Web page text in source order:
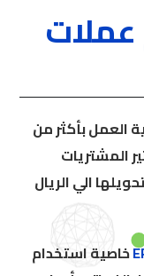
عملات
العمل بأكثر من
المشتريات
الي الريال
خاصية استخدام